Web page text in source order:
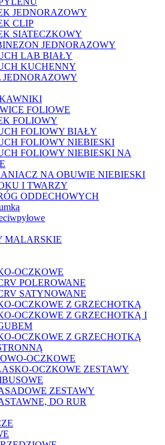
JEDNORAZOWY
CLIP
SIATECZKOWY
JEDNORAZOWY
LAB BIAŁY
KUCHENNY
JEDNORAZOWY
FOLIOWE
FOLIOWY
FOLIOWY BIAŁY
FOLIOWY NIEBIESKI
FOLIOWY NIEBIESKI NA
NA OBUWIE NIEBIESKI
I TWARZY
ODDECHOWYCH
MALARSKIE
OCZKOWE
POLEROWANE
SATYNOWANE
OCZKOWE Z GRZECHOTKĄ
OCZKOWE Z GRZECHOTKĄ I
OCZKOWE Z GRZECHOTKĄ
OCZKOWE
OCZKOWE ZESTAWY
ZESTAWY
DO RUR